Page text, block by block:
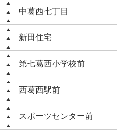
中葛西七丁目
新田住宅
第七葛西小学校前
西葛西駅前
スポーツセンター前